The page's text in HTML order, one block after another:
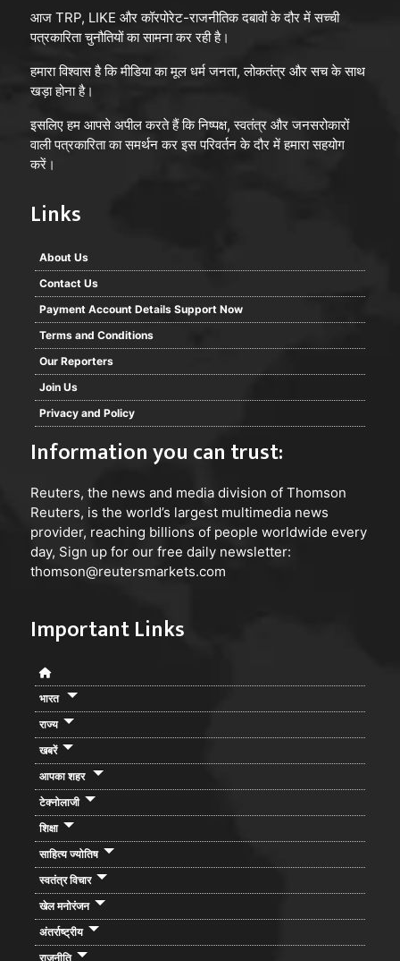
आज TRP, LIKE और कॉरपोरेट-राजनीतिक दबावों के दौर में सच्ची
पत्रकारिता चुनौतियों का सामना कर रही है।
हमारा विश्वास है कि मीडिया का मूल धर्म जनता, लोकतंत्र और सच के साथ
खड़ा होना है।
इसलिए हम आपसे अपील करते हैं कि निष्पक्ष, स्वतंत्र और जनसरोकारों
वाली पत्रकारिता का समर्थन कर इस परिवर्तन के दौर में हमारा सहयोग
करें।
Links
About Us
Contact Us
Payment Account Details Support Now
Terms and Conditions
Our Reporters
Join Us
Privacy and Policy
Information you can trust:
Reuters, the news and media division of Thomson
Reuters, is the world’s largest multimedia news
provider, reaching billions of people worldwide every
day, Sign up for our free daily newsletter:
thomson@reutersmarkets.com
Important Links
भारत
राज्य
खबरें
आपका शहर
टेक्नोलाजी
शिक्षा
साहित्य ज्योतिष
स्वतंत्र विचार
खेल मनोरंजन
अंतर्राष्ट्रीय
राजनीति